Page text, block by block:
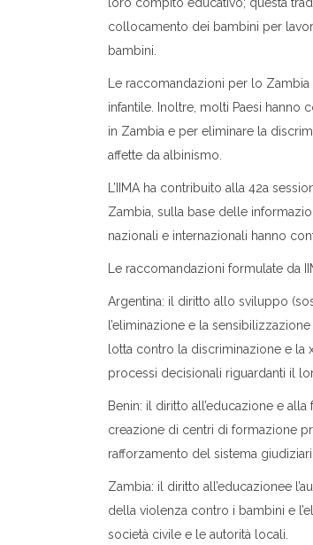
collocamento dei bambini per
bambini.
Le raccomandazioni per lo
infantile. Inoltre, molti Paesi hanno
in Zambia e per eliminare la
affette da albinismo.
L’IIMA ha contribuito alla 42a
Zambia, sulla base delle
nazionali e internazionali hanno
Le raccomandazioni formulate da
Argentina: il diritto allo sviluppo
l’eliminazione e la
lotta contro la discriminazione e
processi decisionali riguardanti il
Benin: il diritto all’educazione e
creazione di centri di formazione
rafforzamento del sistema
Zambia: il diritto all’educazionee
della violenza contro i bambini e
società civile e le autorità locali.